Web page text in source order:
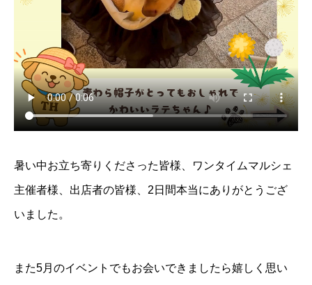
暑い中お立ち寄りくださった皆様、ワンタイムマルシェ
主催者様、出店者の皆様、2日間本当にありがとうござ
いました。
また5月のイベントでもお会いできましたら嬉しく思い